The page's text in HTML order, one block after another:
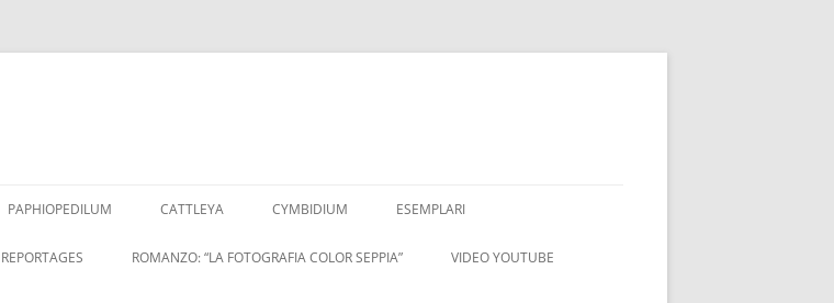
al
PAPHIOPEDILUM CATTLEYA CYMBIDIUM ESEMPLARI
REPORTAGES ROMANZO: “LA FOTOGRAFIA COLOR SEPPIA” VIDEO YOUTUBE